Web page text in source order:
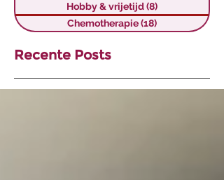
Hobby & vrijetijd(8)
Chemotherapie(18)
Recente Posts